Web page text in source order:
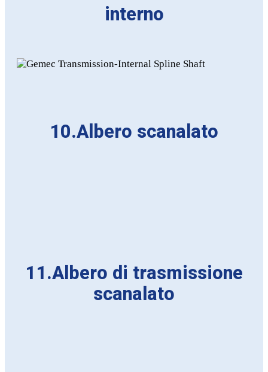
interno
10.Albero scanalato
11.Albero di trasmissione
scanalato